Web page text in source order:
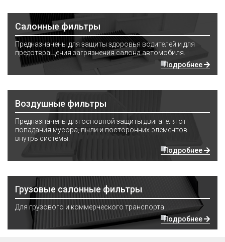
Салонные фильтры
Предназначены для защиты здоровья водителей и для
предотвращения загрязнения салона автомобиля.
Подробнее
Воздушные фильтры
Предназначены для основной защиты двигателя от
попадания мусора, пыли и посторонних элементов
внутрь системы.
Подробнее
Грузовые салонные фильтры
Для грузового и коммерческого транспорта
Подробнее